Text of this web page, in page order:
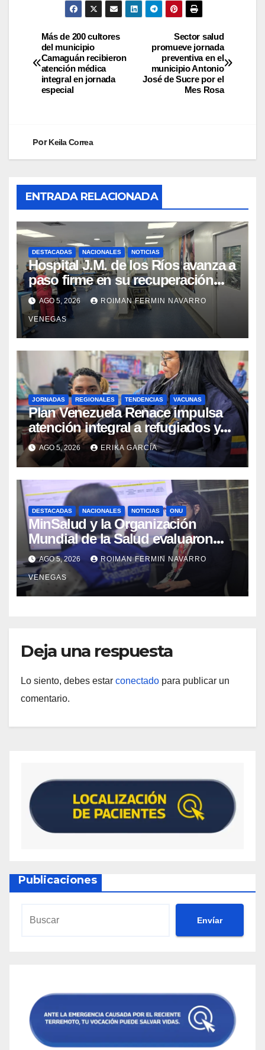
Sector salud
promueve jornada
preventiva en el
municipio Antonio
José de Sucre por el
Mes Rosa
Más de 200 cultores
del municipio
Camaguán recibieron
atención médica
integral en jornada
especial
PorKeila Correa
ENTRADA RELACIONADA
DESTACADAS NACIONALES NOTICIAS
Hospital J.M. de los Ríos avanza a
paso firme en su recuperación
tras los recientes eventos
sísmicos
AGO 5, 2026 ROIMAN FERMIN NAVARRO
VENEGAS
JORNADAS REGIONALES TENDENCIAS VACUNAS
​Plan Venezuela Renace impulsa
atención integral a refugiados y
evaluación de vacunación en
Aragua
AGO 5, 2026 ERIKA GARCÍA
DESTACADAS NACIONALES NOTICIAS ONU
MinSalud y la Organización
Mundial de la Salud evaluaron
propuesta técnica integral en
materia de agua saneamiento e
higiene ante contingencia sísmica
AGO 5, 2026 ROIMAN FERMIN NAVARRO
VENEGAS
Deja una respuesta
Lo siento, debes estar conectado para publicar un
comentario.
Publicaciones
Envíar